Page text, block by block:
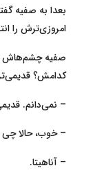
بعدا به صفیه
امروزی‌ترش را
صفیه چشم‌هاش
کدامش؟ قدیمی‌تر
– نمی‌دانم.
– خوب، حالا
– آناهیتا.